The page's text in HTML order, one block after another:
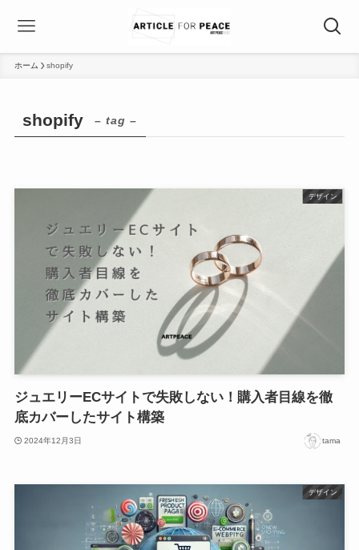
ホーム shopify
shopify – tag –
デザイン
ジュエリーECサイトで失敗しない！購入者目線を徹
底カバーしたサイト構築
2024年12月3日 tama
デザイン